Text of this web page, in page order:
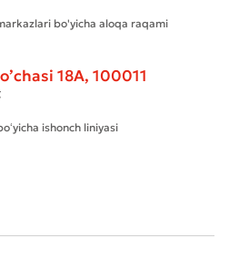
bo'yicha aloqa raqami
18А, 100011
ishonch liniyasi